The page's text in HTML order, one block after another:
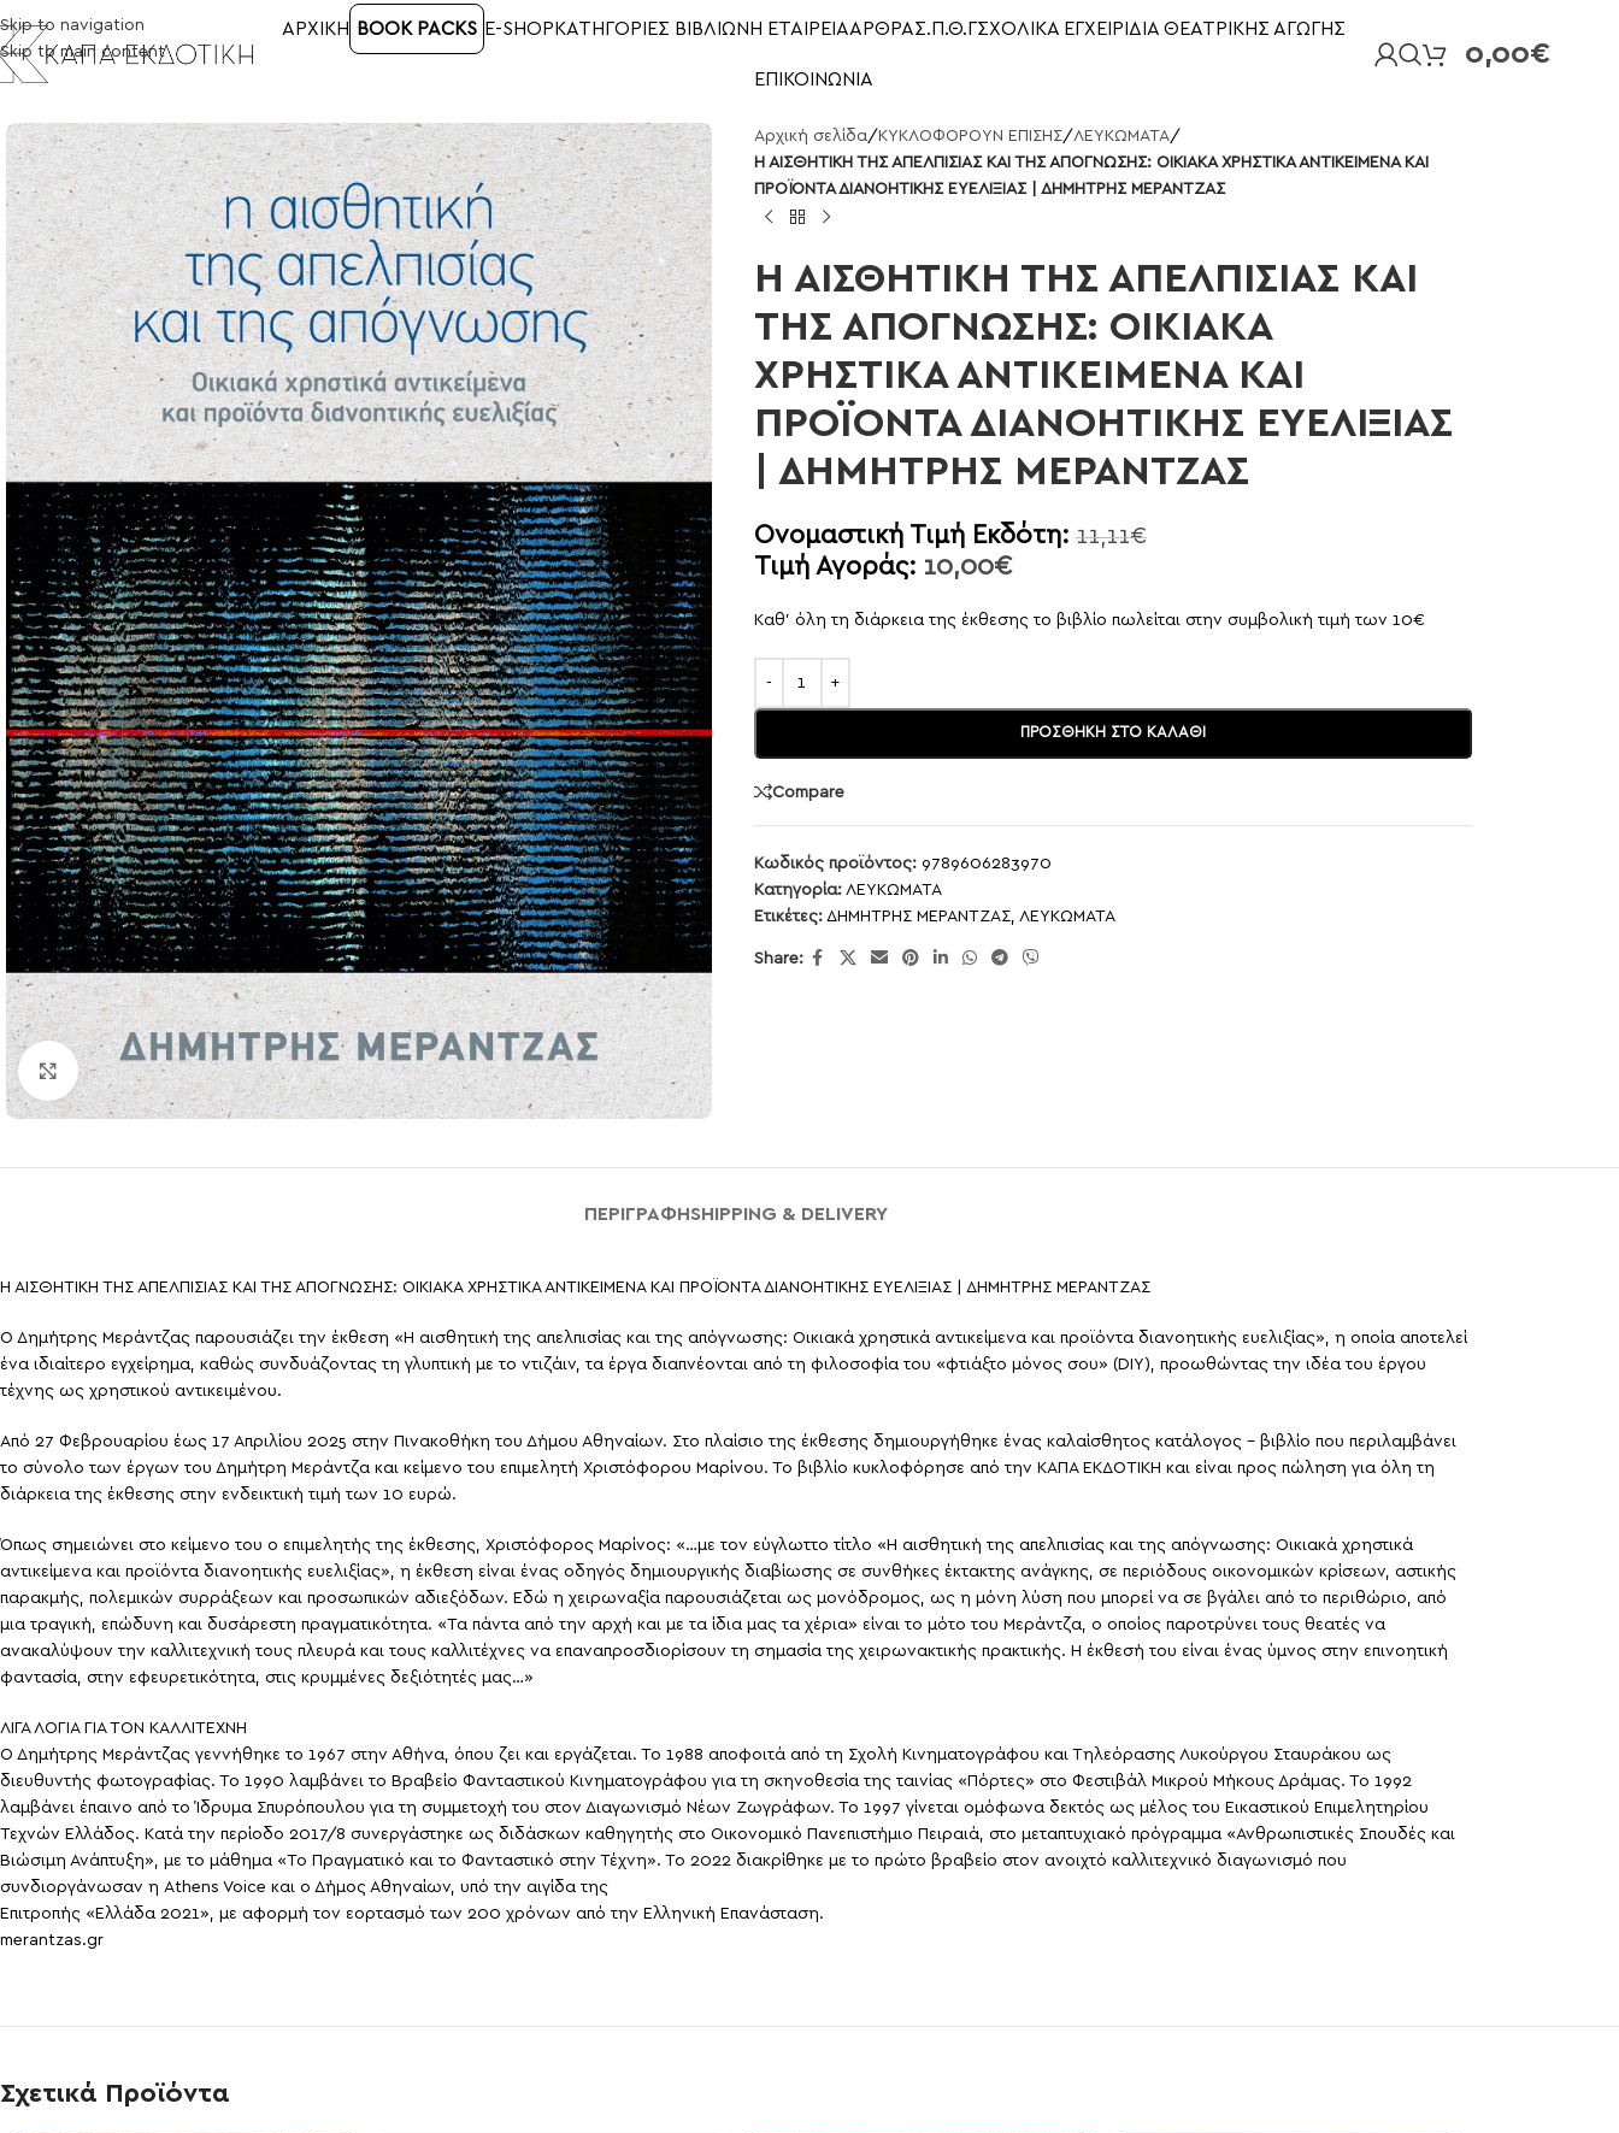
Skip to navigation
Skip to main content
ΑΡΧΙΚΉ BOOK PACKS E-SHOP ΚΑΤΗΓΟΡΙΕΣ ΒΙΒΛΙΩΝ Η ΕΤΑΙΡΕΙΑΑΡΘΡΑΣ.Π.Θ.ΓΣΧΟΛΙΚΑ ΕΓΧΕΙΡΙΔΙΑ ΘΕΑΤΡΙΚΗΣ ΑΓΩΓΗΣ
ΕΠΙΚΟΙΝΩΝΙΑ
0,00€
Click to enlarge
Αρχική σελίδα/ ΚΥΚΛΟΦΟΡΟΥΝ ΕΠΙΣΗΣ/ΛΕΥΚΩΜΑΤΑ/
Η ΑΙΣΘΗΤΙΚΗ ΤΗΣ ΑΠΕΛΠΙΣΙΑΣ ΚΑΙ ΤΗΣ ΑΠΟΓΝΩΣΗΣ: ΟΙΚΙΑΚΑ ΧΡΗΣΤΙΚΑ ΑΝΤΙΚΕΙΜΕΝΑ ΚΑΙ
ΠΡΟΪΟΝΤΑ ΔΙΑΝΟΗΤΙΚΗΣ ΕΥΕΛΙΞΙΑΣ | ΔΗΜΗΤΡΗΣ ΜΕΡΑΝΤΖΑΣ
Η ΑΙΣΘΗΤΙΚΗ ΤΗΣ ΑΠΕΛΠΙΣΙΑΣ ΚΑΙ
ΤΗΣ ΑΠΟΓΝΩΣΗΣ: ΟΙΚΙΑΚΑ
ΧΡΗΣΤΙΚΑ ΑΝΤΙΚΕΙΜΕΝΑ ΚΑΙ
ΠΡΟΪΟΝΤΑ ΔΙΑΝΟΗΤΙΚΗΣ ΕΥΕΛΙΞΙΑΣ
| ΔΗΜΗΤΡΗΣ ΜΕΡΑΝΤΖΑΣ
Ονομαστική Τιμή Εκδότη: 11,11€
Τιμή Αγοράς: 10,00€
Καθ’ όλη τη διάρκεια της έκθεσης το βιβλίο πωλείται στην συμβολική τιμή των 10€
ΠΡΟΣΘΉΚΗ ΣΤΟ ΚΑΛΆΘΙ
Compare
Κωδικός προϊόντος: 9789606283970
Κατηγορία: ΛΕΥΚΩΜΑΤΑ
Ετικέτες: ΔΗΜΗΤΡΗΣ ΜΕΡΑΝΤΖΑΣ, ΛΕΥΚΩΜΑΤΑ
Share:
ΠΕΡΙΓΡΑΦΉSHIPPING & DELIVERY
Η ΑΙΣΘΗΤΙΚΗ ΤΗΣ ΑΠΕΛΠΙΣΙΑΣ ΚΑΙ ΤΗΣ ΑΠΟΓΝΩΣΗΣ: ΟΙΚΙΑΚΑ ΧΡΗΣΤΙΚΑ ΑΝΤΙΚΕΙΜΕΝΑ ΚΑΙ ΠΡΟΪΟΝΤΑ ΔΙΑΝΟΗΤΙΚΗΣ ΕΥΕΛΙΞΙΑΣ | ΔΗΜΗΤΡΗΣ ΜΕΡΑΝΤΖΑΣ
Ο Δημήτρης Μεράντζας παρουσιάζει την έκθεση «Η αισθητική της απελπισίας και της απόγνωσης: Οικιακά χρηστικά αντικείμενα και προϊόντα διανοητικής ευελιξίας», η οποία αποτελεί
ένα ιδιαίτερο εγχείρημα, καθώς συνδυάζοντας τη γλυπτική με το ντιζάιν, τα έργα διαπνέονται από τη φιλοσοφία του «φτιάξτο μόνος σου» (DIY), προωθώντας την ιδέα του έργου
τέχνης ως χρηστικού αντικειμένου.
Από 27 Φεβρουαρίου έως 17 Απριλίου 2025 στην Πινακοθήκη του Δήμου Αθηναίων. Στο πλαίσιο της έκθεσης δημιουργήθηκε ένας καλαίσθητος κατάλογος – βιβλίο που περιλαμβάνει
το σύνολο των έργων του Δημήτρη Μεράντζα και κείμενο του επιμελητή Χριστόφορου Μαρίνου. Το βιβλίο κυκλοφόρησε από την ΚΑΠΑ ΕΚΔΟΤΙΚΗ και είναι προς πώληση για όλη τη
διάρκεια της έκθεσης στην ενδεικτική τιμή των 10 ευρώ.
Όπως σημειώνει στο κείμενο του ο επιμελητής της έκθεσης, Χριστόφορος Μαρίνος: «…με τον εύγλωττο τίτλο «Η αισθητική της απελπισίας και της απόγνωσης: Οικιακά χρηστικά
αντικείμενα και προϊόντα διανοητικής ευελιξίας», η έκθεση είναι ένας οδηγός δημιουργικής διαβίωσης σε συνθήκες έκτακτης ανάγκης, σε περιόδους οικονομικών κρίσεων, αστικής
παρακμής, πολεμικών συρράξεων και προσωπικών αδιεξόδων. Εδώ η χειρωναξία παρουσιάζεται ως μονόδρομος, ως η μόνη λύση που μπορεί να σε βγάλει από το περιθώριο, από
μια τραγική, επώδυνη και δυσάρεστη πραγματικότητα. «Τα πάντα από την αρχή και με τα ίδια μας τα χέρια» είναι το μότο του Μεράντζα, ο οποίος παροτρύνει τους θεατές να
ανακαλύψουν την καλλιτεχνική τους πλευρά και τους καλλιτέχνες να επαναπροσδιορίσουν τη σημασία της χειρωνακτικής πρακτικής. Η έκθεσή του είναι ένας ύμνος στην επινοητική
φαντασία, στην εφευρετικότητα, στις κρυμμένες δεξιότητές μας…»
ΛΙΓΑ ΛΟΓΙΑ ΓΙΑ ΤΟΝ ΚΑΛΛΙΤΕΧΝΗ
Ο Δημήτρης Μεράντζας γεννήθηκε το 1967 στην Αθήνα, όπου ζει και εργάζεται. Το 1988 αποφοιτά από τη Σχολή Κινηματογράφου και Τηλεόρασης Λυκούργου Σταυράκου ως
διευθυντής φωτογραφίας. Το 1990 λαμβάνει το Βραβείο Φανταστικού Κινηματογράφου για τη σκηνοθεσία της ταινίας «Πόρτες» στο Φεστιβάλ Μικρού Μήκους Δράμας. Το 1992
λαμβάνει έπαινο από το Ίδρυμα Σπυρόπουλου για τη συμμετοχή του στον Διαγωνισμό Νέων Ζωγράφων. Το 1997 γίνεται ομόφωνα δεκτός ως μέλος του Εικαστικού Επιμελητηρίου
Τεχνών Ελλάδος. Κατά την περίοδο 2017/8 συνεργάστηκε ως διδάσκων καθηγητής στο Οικονομικό Πανεπιστήμιο Πειραιά, στο μεταπτυχιακό πρόγραμμα «Ανθρωπιστικές Σπουδές και
Βιώσιμη Ανάπτυξη», με το μάθημα «Το Πραγματικό και το Φανταστικό στην Τέχνη». Το 2022 διακρίθηκε με το πρώτο βραβείο στον ανοιχτό καλλιτεχνικό διαγωνισμό που
συνδιοργάνωσαν η Athens Voice και ο Δήμος Αθηναίων, υπό την αιγίδα της
Επιτροπής «Ελλάδα 2021», με αφορμή τον εορτασμό των 200 χρόνων από την Ελληνική Επανάσταση.
merantzas.gr
Σχετικά Προϊόντα